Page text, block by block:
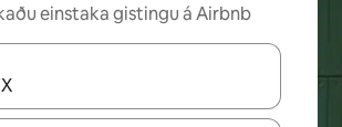
einstaka gistingu á Airbnb
liggja fyrir skaltu nota upp og niður